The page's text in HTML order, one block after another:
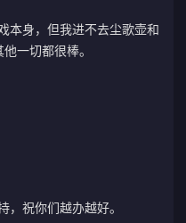
本身，但我进不去尘歌壶和
一切都很棒。
，祝你们越办越好。